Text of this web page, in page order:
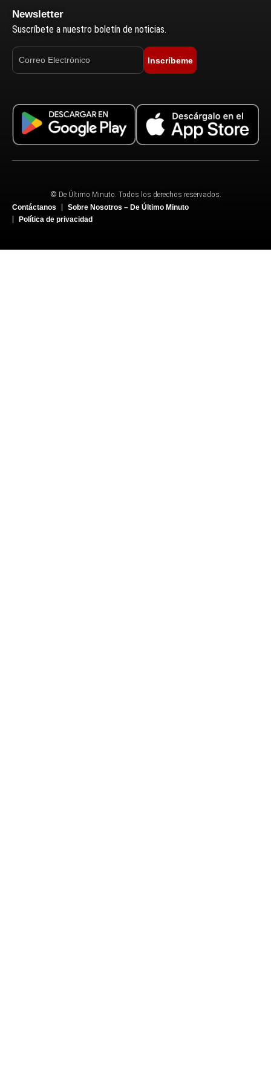
Newsletter
Suscríbete a nuestro boletín de noticias.
Inscríbeme
© De Último Minuto. Todos los derechos reservados.
Contáctanos
Sobre Nosotros – De Último Minuto
Política de privacidad